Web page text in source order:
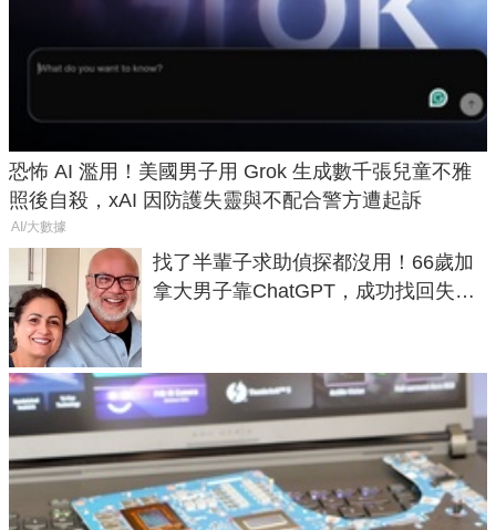
恐怖 AI 濫用！美國男子用 Grok 生成數千張兒童不雅
照後自殺，xAI 因防護失靈與不配合警方遭起訴
AI/大數據
找了半輩子求助偵探都沒用！66歲加
拿大男子靠ChatGPT，成功找回失散